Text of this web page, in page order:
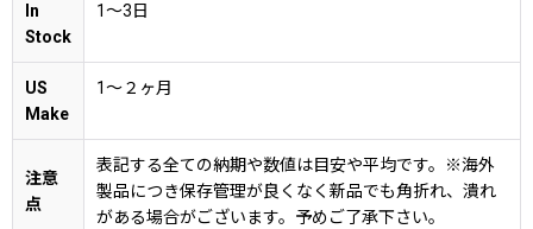
In
Stock
1〜3日
US
Make
1〜２ヶ月
注意
点
表記する全ての納期や数値は目安や平均です。※海外
製品につき保存管理が良くなく新品でも角折れ、潰れ
がある場合がございます。予めご了承下さい。